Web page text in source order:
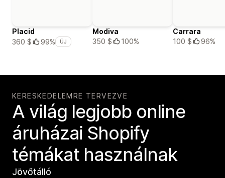
Placid
360 $
99% ÚJ
Modiva
350 $
100%
Carrara
100 $
96%
KERESKEDELEMRE TERVEZVE
A világ legjobb online
áruházai Shopify
témákat használnak
Jövőtálló